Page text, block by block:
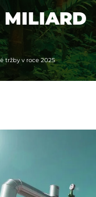
MILIARD
trž­by v ro­ce 2025